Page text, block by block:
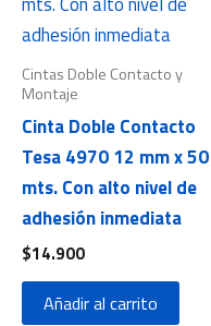
Cintas Doble Contacto y
Montaje
Cinta Doble Contacto
Tesa 4970 12 mm x 50
mts. Con alto nivel de
adhesión inmediata
$14.900
Añadir al carrito